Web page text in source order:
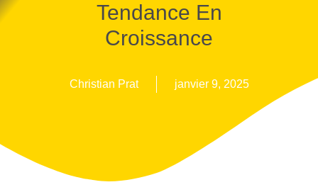
Tendance En
Croissance
Christian Prat janvier 9, 2025